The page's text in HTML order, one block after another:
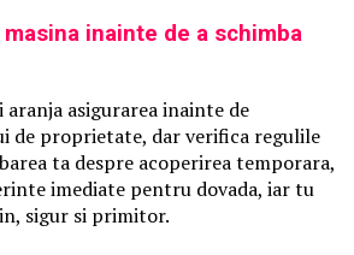
inainte de a schimba
asigurarea inainte de
de proprietate, dar verifica regulile
ta despre acoperirea temporara,
imediate pentru dovada, iar tu
sigur si primitor.